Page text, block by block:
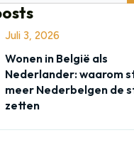
Juli 3, 2026
Wonen in België als
Nederlander: waarom
meer Nederbelgen de
zetten